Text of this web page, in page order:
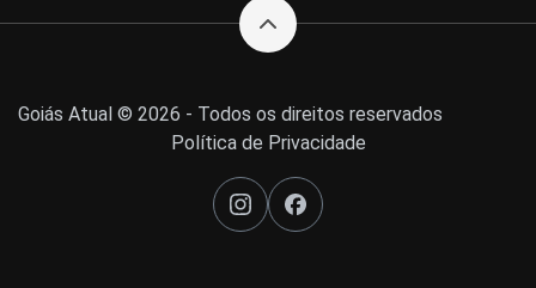
Goiás Atual © 2026 - Todos os direitos reservados
Política de Privacidade